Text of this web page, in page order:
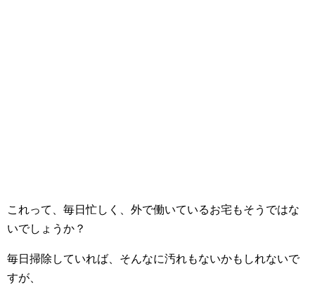
これって、毎日忙しく、外で働いているお宅もそうではな
いでしょうか？
毎日掃除していれば、そんなに汚れもないかもしれないで
すが、